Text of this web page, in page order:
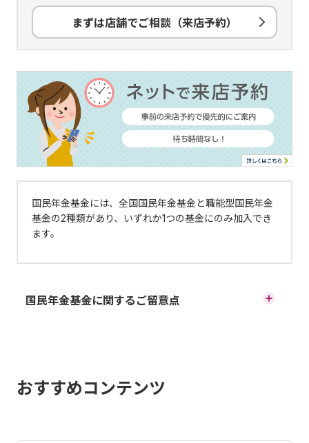
まずは店舗でご相談（来店予約）
国民年金基金には、全国国民年金基金と職能型国民年金
基金の2種類があり、いずれか1つの基金にのみ加入でき
ます。
国民年金基金に関するご留意点
おすすめコンテンツ